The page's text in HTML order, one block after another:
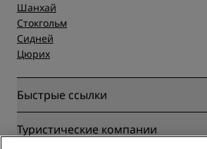
Шанхай
Стокгольм
Сидней
Цюрих
Быстрые ссылки
Radisson Rewards
Туристические компании